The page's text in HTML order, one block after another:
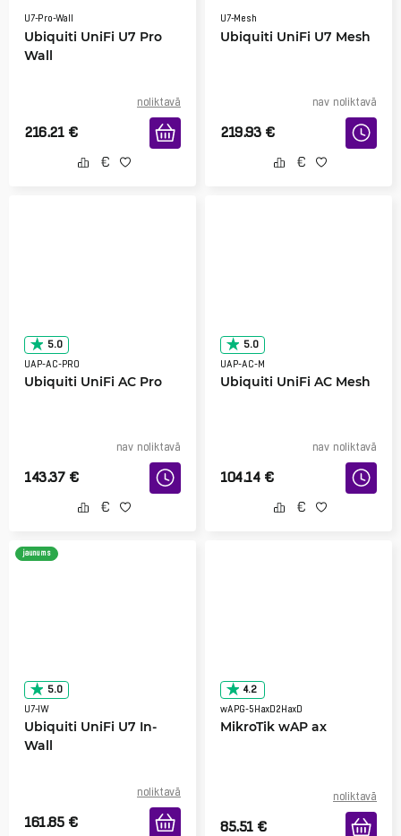
U7-Pro-Wall
Ubiquiti UniFi U7 Pro
Wall
noliktavā
216.21 €
U7-Mesh
Ubiquiti UniFi U7 Mesh
nav noliktavā
219.93 €
5.0
UAP-AC-PRO
Ubiquiti UniFi AC Pro
nav noliktavā
143.37 €
5.0
UAP-AC-M
Ubiquiti UniFi AC Mesh
nav noliktavā
104.14 €
jaunums
5.0
U7-IW
Ubiquiti UniFi U7 In-
Wall
noliktavā
161.85 €
4.2
wAPG-5HaxD2HaxD
MikroTik wAP ax
noliktavā
85.51 €